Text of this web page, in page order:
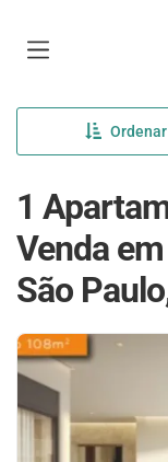
Ordenar
1
Venda
São